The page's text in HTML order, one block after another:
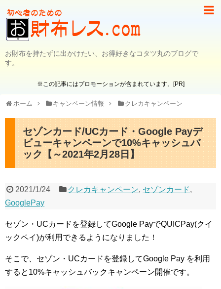
お財布を持たずに出かけたい、お得好きなコタツ丸のブログで
す。
※この記事にはプロモーションが含まれています。[PR]
ホーム キャンペーン情報 クレカキャンペーン
セゾンカード/UCカード・Google Payデ
ビューキャンペーンで10%キャッシュバ
ック【～2021年2月28日】
2021/1/24 クレカキャンペーン, セゾンカード,
GooglePay
セゾン・UCカードを登録してGoogle PayでQUICPay(クイ
ックペイ)が利用できるようになりました！
そこで、セゾン・UCカードを登録してGoogle Pay を利用
すると10%キャッシュバックキャンペーン開催です。